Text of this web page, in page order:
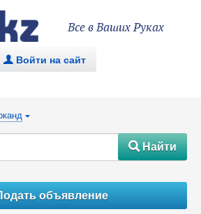
Все в Ваших Руках
. Войти на сайт
{
#Найти
объявление